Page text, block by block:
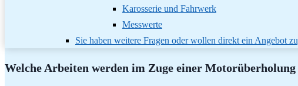
Karosserie und Fahrwerk
Messwerte
Sie haben weitere Fragen oder wollen direkt ein Angebot
Welche Arbeiten werden im Zuge einer